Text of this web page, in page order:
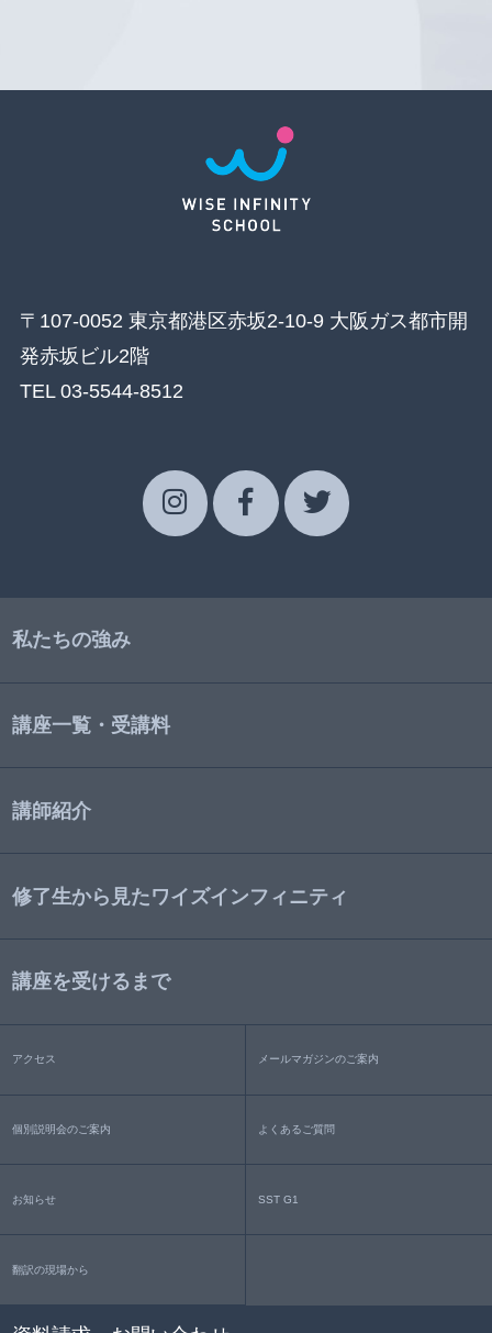
〒107-0052 東京都港区赤坂2-10-9 大阪ガス都市開
発赤坂ビル2階
TEL 03-5544-8512
私たちの強み
講座一覧・受講料
講師紹介
修了生から見たワイズインフィニティ
講座を受けるまで
アクセス メールマガジンのご案内
個別説明会のご案内 よくあるご質問
お知らせ SST G1
翻訳の現場から